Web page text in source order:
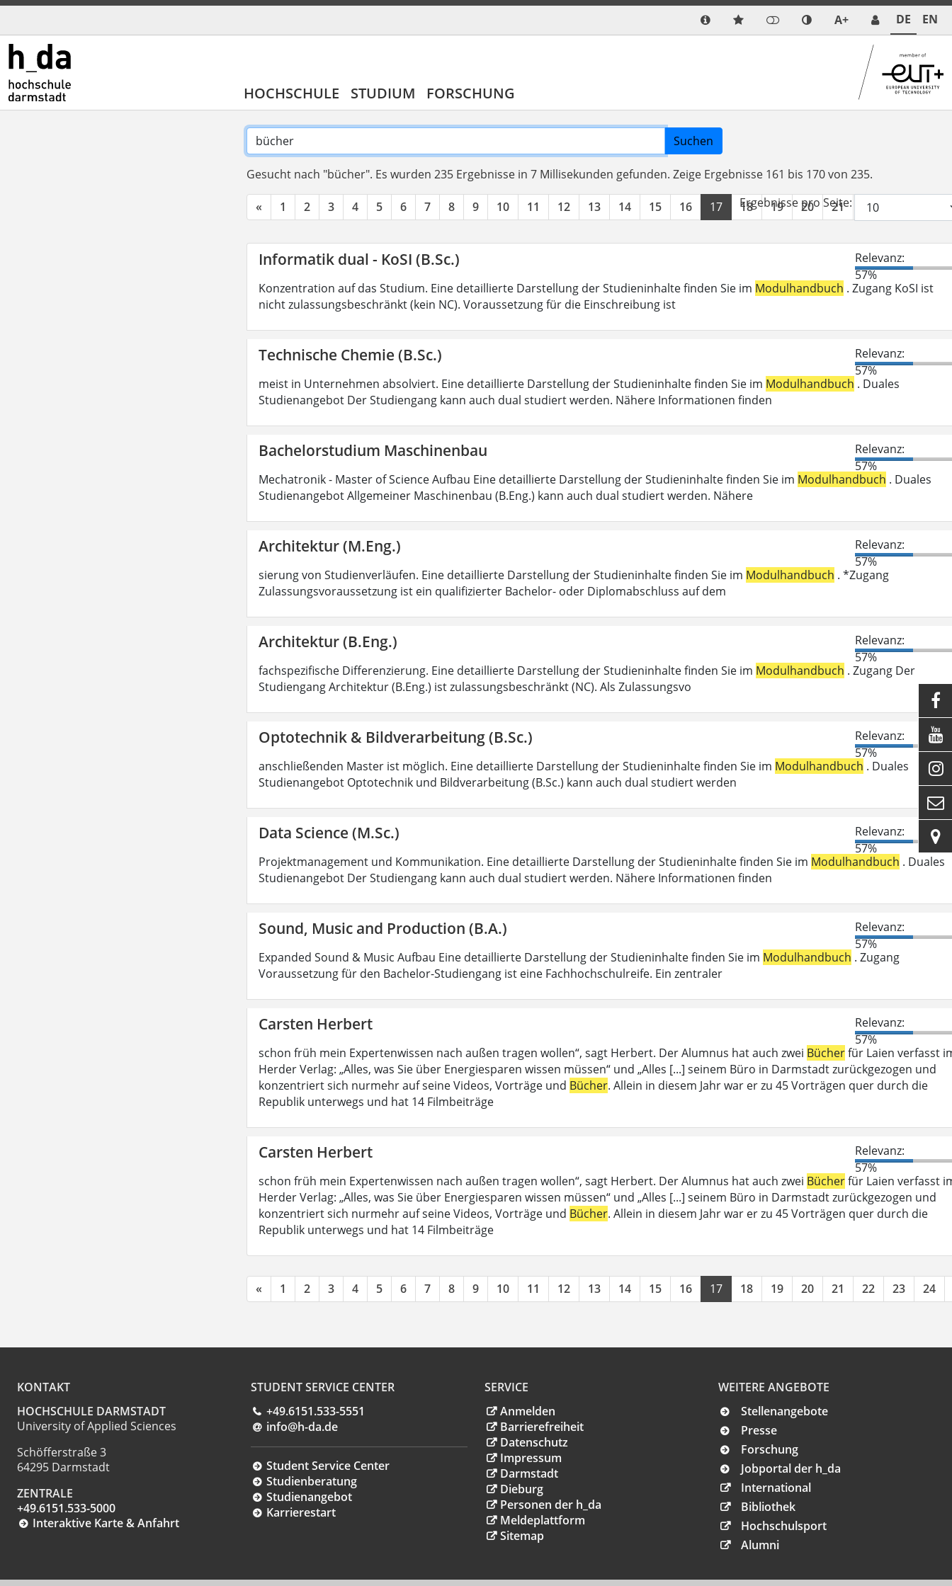
A+ DE EN
HOCHSCHULE STUDIUM FORSCHUNG
Suchen
Gesucht nach "bücher". Es wurden 235 Ergebnisse in 7 Millisekunden gefunden. Zeige Ergebnisse 161 bis 170 von 235.
« 1 2 3 4 5 6 7 8 9 10 11 12 13 14 15 16 17 18 19 20 21 22
Ergebnisse pro Seite:
Informatik dual - KoSI (B.Sc.)
Relevanz:
57%
Konzentration auf das Studium. Eine detaillierte Darstellung der Studieninhalte finden Sie im Modulhandbuch . Zugang KoSI ist
nicht zulassungsbeschränkt (kein NC). Voraussetzung für die Einschreibung ist
Technische Chemie (B.Sc.)
Relevanz:
57%
meist in Unternehmen absolviert. Eine detaillierte Darstellung der Studieninhalte finden Sie im Modulhandbuch . Duales
Studienangebot Der Studiengang kann auch dual studiert werden. Nähere Informationen finden
Bachelorstudium Maschinenbau
Relevanz:
57%
Mechatronik - Master of Science Aufbau Eine detaillierte Darstellung der Studieninhalte finden Sie im Modulhandbuch . Duales
Studienangebot Allgemeiner Maschinenbau (B.Eng.) kann auch dual studiert werden. Nähere
Architektur (M.Eng.)
Relevanz:
57%
sierung von Studienverläufen. Eine detaillierte Darstellung der Studieninhalte finden Sie im Modulhandbuch . *Zugang
Zulassungsvoraussetzung ist ein qualifizierter Bachelor- oder Diplomabschluss auf dem
Architektur (B.Eng.)
Relevanz:
57%
fachspezifische Differenzierung. Eine detaillierte Darstellung der Studieninhalte finden Sie im Modulhandbuch . Zugang Der
Studiengang Architektur (B.Eng.) ist zulassungsbeschränkt (NC). Als Zulassungsvo
Optotechnik & Bildverarbeitung (B.Sc.)
Relevanz:
57%
anschließenden Master ist möglich. Eine detaillierte Darstellung der Studieninhalte finden Sie im Modulhandbuch . Duales
Studienangebot Optotechnik und Bildverarbeitung (B.Sc.) kann auch dual studiert werden
Data Science (M.Sc.)
Relevanz:
57%
Projektmanagement und Kommunikation. Eine detaillierte Darstellung der Studieninhalte finden Sie im Modulhandbuch . Duales
Studienangebot Der Studiengang kann auch dual studiert werden. Nähere Informationen finden
Sound, Music and Production (B.A.)
Relevanz:
57%
Expanded Sound & Music Aufbau Eine detaillierte Darstellung der Studieninhalte finden Sie im Modulhandbuch . Zugang
Voraussetzung für den Bachelor-Studiengang ist eine Fachhochschulreife. Ein zentraler
Carsten Herbert
Relevanz:
57%
schon früh mein Expertenwissen nach außen tragen wollen“, sagt Herbert. Der Alumnus hat auch zwei Bücherfür Laien verfasst
Herder Verlag: „Alles, was Sie über Energiesparen wissen müssen“ und „Alles [...] seinem Büro in Darmstadt zurückgezogen und
konzentriert sich nurmehr auf seine Videos, Vorträge und Bücher. Allein in diesem Jahr war er zu 45 Vorträgen quer durch die
Republik unterwegs und hat 14 Filmbeiträge
Carsten Herbert
Relevanz:
57%
schon früh mein Expertenwissen nach außen tragen wollen“, sagt Herbert. Der Alumnus hat auch zwei Bücherfür Laien verfasst
Herder Verlag: „Alles, was Sie über Energiesparen wissen müssen“ und „Alles [...] seinem Büro in Darmstadt zurückgezogen und
konzentriert sich nurmehr auf seine Videos, Vorträge und Bücher. Allein in diesem Jahr war er zu 45 Vorträgen quer durch die
Republik unterwegs und hat 14 Filmbeiträge
« 1 2 3 4 5 6 7 8 9 10 11 12 13 14 15 16 17 18 19 20 21 22 23 24
KONTAKT
HOCHSCHULE DARMSTADT
University of Applied Sciences
Schöfferstraße 3
64295 Darmstadt
ZENTRALE
+49.6151.533-5000
Interaktive Karte & Anfahrt
STUDENT SERVICE CENTER
+49.6151.533-5551
info@h-da.de
Student Service Center
Studienberatung
Studienangebot
Karrierestart
SERVICE
Anmelden
Barrierefreiheit
Datenschutz
Impressum
Darmstadt
Dieburg
Personen der h_da
Meldeplattform
Sitemap
WEITERE ANGEBOTE
Stellenangebote
Presse
Forschung
Jobportal der h_da
International
Bibliothek
Hochschulsport
Alumni




